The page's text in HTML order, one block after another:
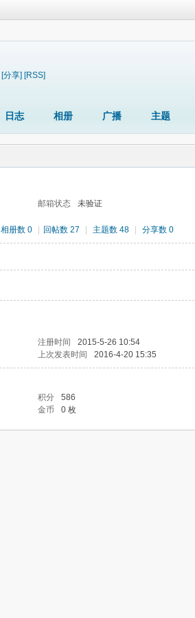
[分享] [RSS]
日志 相册 广播 主题
邮箱状态 未验证
相册数 0 回帖数 27 主题数 48 分享数 0
注册时间 2015-5-26 10:54
上次发表时间 2016-4-20 15:35
积分 586
金币 0 枚